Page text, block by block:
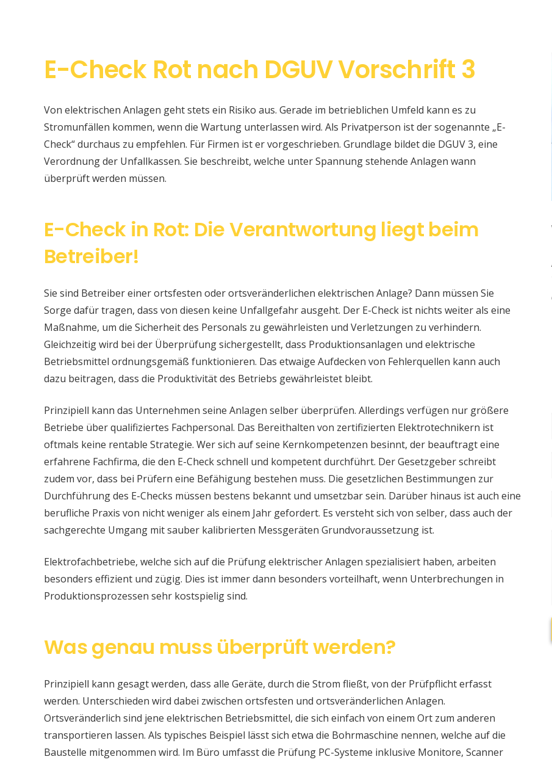
E-Check Rot nach DGUV Vorschrift 3
Von elektrischen Anlagen geht stets ein Risiko aus. Gerade im betrieblichen Umfeld kann es zu
Stromunfällen kommen, wenn die Wartung unterlassen wird. Als Privatperson ist der sogenannte „E-
Check“ durchaus zu empfehlen. Für Firmen ist er vorgeschrieben. Grundlage bildet die DGUV 3, eine
Verordnung der Unfallkassen. Sie beschreibt, welche unter Spannung stehende Anlagen wann
überprüft werden müssen.
E-Check in Rot: Die Verantwortung liegt beim
Betreiber!
Sie sind Betreiber einer ortsfesten oder ortsveränderlichen elektrischen Anlage? Dann müssen Sie
Sorge dafür tragen, dass von diesen keine Unfallgefahr ausgeht. Der E-Check ist nichts weiter als eine
Maßnahme, um die Sicherheit des Personals zu gewährleisten und Verletzungen zu verhindern.
Gleichzeitig wird bei der Überprüfung sichergestellt, dass Produktionsanlagen und elektrische
Betriebsmittel ordnungsgemäß funktionieren. Das etwaige Aufdecken von Fehlerquellen kann auch
dazu beitragen, dass die Produktivität des Betriebs gewährleistet bleibt.
Prinzipiell kann das Unternehmen seine Anlagen selber überprüfen. Allerdings verfügen nur größere
Betriebe über qualifiziertes Fachpersonal. Das Bereithalten von zertifizierten Elektrotechnikern ist
oftmals keine rentable Strategie. Wer sich auf seine Kernkompetenzen besinnt, der beauftragt eine
erfahrene Fachfirma, die den E-Check schnell und kompetent durchführt. Der Gesetzgeber schreibt
zudem vor, dass bei Prüfern eine Befähigung bestehen muss. Die gesetzlichen Bestimmungen zur
Durchführung des E-Checks müssen bestens bekannt und umsetzbar sein. Darüber hinaus ist auch eine
berufliche Praxis von nicht weniger als einem Jahr gefordert. Es versteht sich von selber, dass auch der
sachgerechte Umgang mit sauber kalibrierten Messgeräten Grundvoraussetzung ist.
Elektrofachbetriebe, welche sich auf die Prüfung elektrischer Anlagen spezialisiert haben, arbeiten
besonders effizient und zügig. Dies ist immer dann besonders vorteilhaft, wenn Unterbrechungen in
Produktionsprozessen sehr kostspielig sind.
Was genau muss überprüft werden?
Prinzipiell kann gesagt werden, dass alle Geräte, durch die Strom fließt, von der Prüfpflicht erfasst
werden. Unterschieden wird dabei zwischen ortsfesten und ortsveränderlichen Anlagen.
Ortsveränderlich sind jene elektrischen Betriebsmittel, die sich einfach von einem Ort zum anderen
transportieren lassen. Als typisches Beispiel lässt sich etwa die Bohrmaschine nennen, welche auf die
Baustelle mitgenommen wird. Im Büro umfasst die Prüfung PC-Systeme inklusive Monitore, Scanner